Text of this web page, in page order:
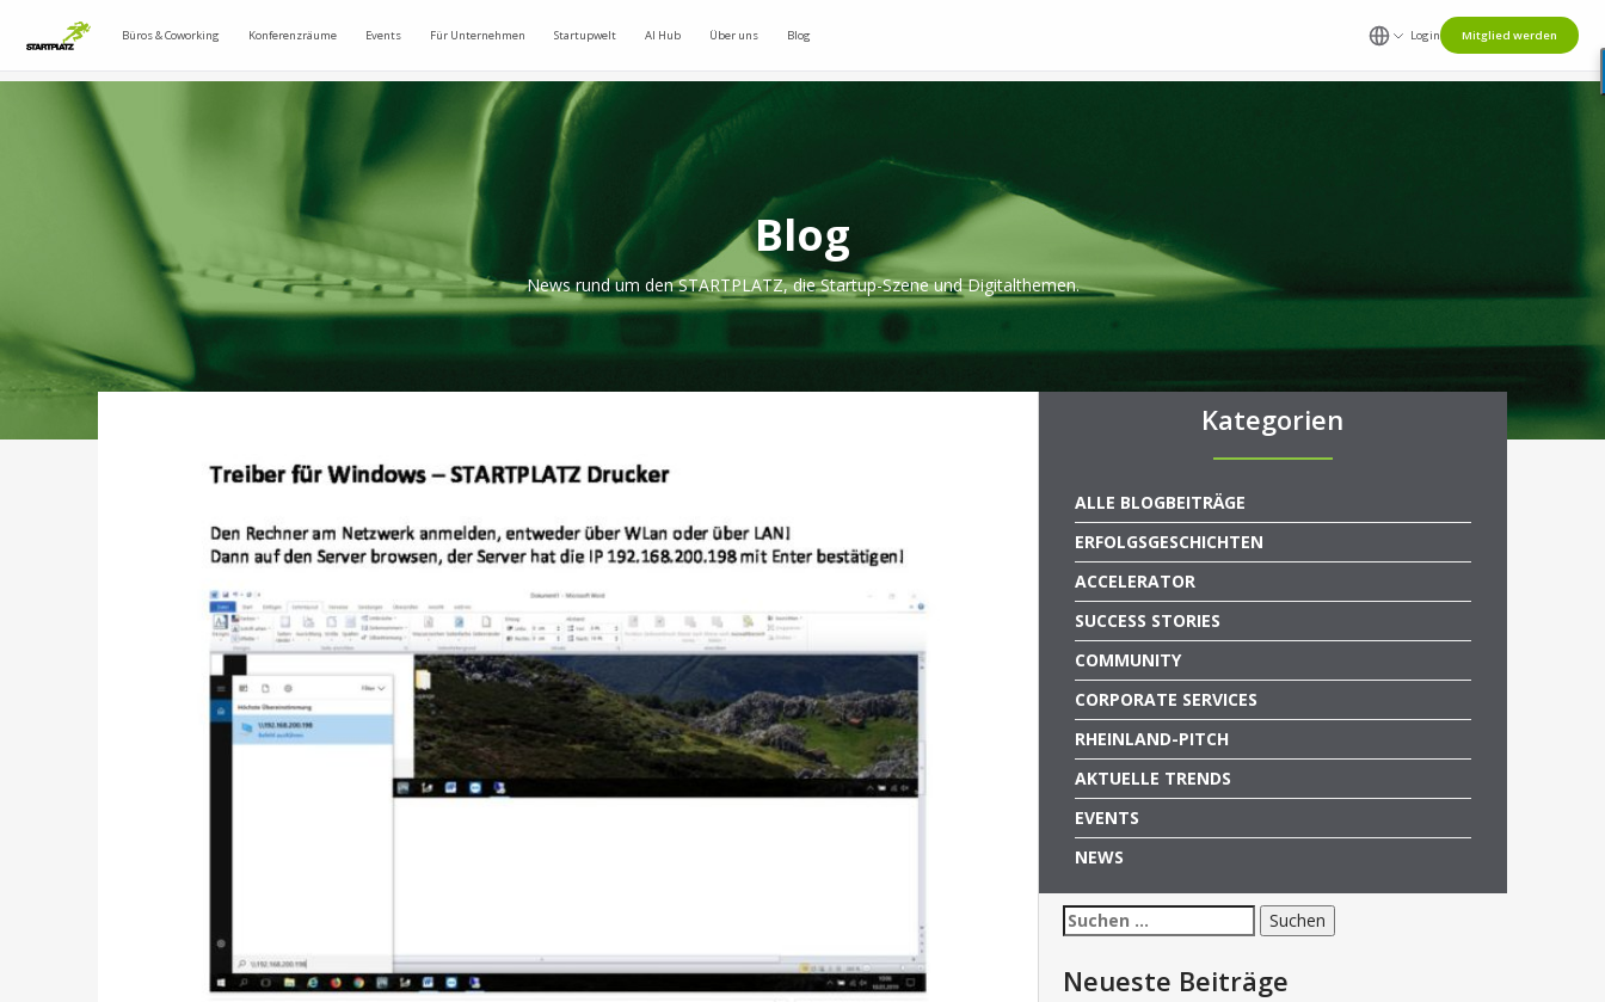
Büros & Coworking Konferenzräume Events Für Unternehmen Startupwelt AI Hub Über uns Blog Login Mitglied werden
Blog
News rund um den STARTPLATZ, die Startup-Szene und Digitalthemen.
Kategorien
ALLE BLOGBEITRÄGE
ERFOLGSGESCHICHTEN
ACCELERATOR
SUCCESS STORIES
COMMUNITY
CORPORATE SERVICES
RHEINLAND-PITCH
AKTUELLE TRENDS
EVENTS
NEWS
Suchen
nach:
Neueste Beiträge